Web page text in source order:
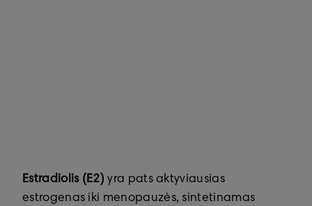
Estradiolis (E2) yra pats aktyviausias
estrogenas iki menopauzės, sintetinamas